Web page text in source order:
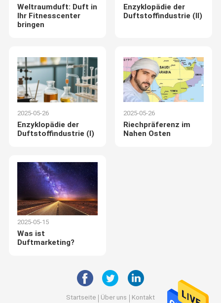
Weltraumduft: Duft in
Ihr Fitnesscenter
bringen
Enzyklopädie der
Duftstoffindustrie (II)
2025-05-26
Enzyklopädie der
Duftstoffindustrie (I)
2025-05-26
Riechpräferenz im
Nahen Osten
2025-05-15
Was ist
Duftmarketing?
Startseite Über uns Kontakt